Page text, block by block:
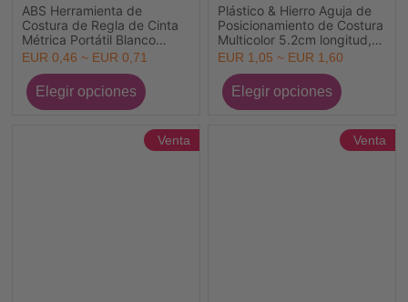
ABS Herramienta de
Costura de Regla de Cinta
Métrica Portátil Blanco
8.3cm x 5.6cm, 1 Unidad
EUR 0,46 ~ EUR 0,71
Plástico & Hierro Aguja de
Posicionamiento de Costura
Multicolor 5.2cm longitud, 1
Caja
EUR 1,05 ~ EUR 1,60
Venta Venta